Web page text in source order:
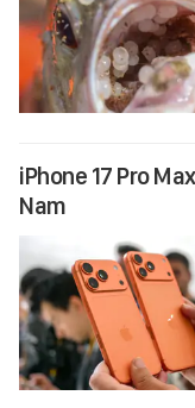
iPhone 17 Pro
Nam